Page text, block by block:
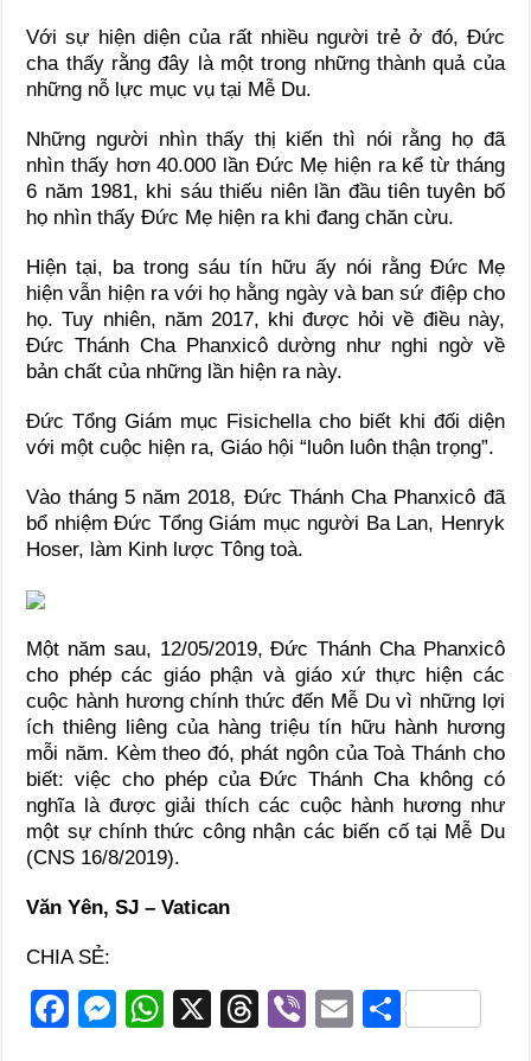
Với sự hiện diện của rất nhiều người trẻ ở đó, Đức
cha thấy rằng đây là một trong những thành quả của
những nỗ lực mục vụ tại Mễ Du.
Những người nhìn thấy thị kiến thì nói rằng họ đã
nhìn thấy hơn 40.000 lần Đức Mẹ hiện ra kể từ tháng
6 năm 1981, khi sáu thiếu niên lần đầu tiên tuyên bố
họ nhìn thấy Đức Mẹ hiện ra khi đang chăn cừu.
Hiện tại, ba trong sáu tín hữu ấy nói rằng Đức Mẹ
hiện vẫn hiện ra với họ hằng ngày và ban sứ điệp cho
họ. Tuy nhiên, năm 2017, khi được hỏi về điều này,
Đức Thánh Cha Phanxicô dường như nghi ngờ về
bản chất của những lần hiện ra này.
Đức Tổng Giám mục Fisichella cho biết khi đối diện
với một cuộc hiện ra, Giáo hội “luôn luôn thận trọng”.
Vào tháng 5 năm 2018, Đức Thánh Cha Phanxicô đã
bổ nhiệm Đức Tổng Giám mục người Ba Lan, Henryk
Hoser, làm Kinh lược Tông toà.
Một năm sau, 12/05/2019, Đức Thánh Cha Phanxicô
cho phép các giáo phận và giáo xứ thực hiện các
cuộc hành hương chính thức đến Mễ Du vì những lợi
ích thiêng liêng của hàng triệu tín hữu hành hương
mỗi năm. Kèm theo đó, phát ngôn của Toà Thánh cho
biết: việc cho phép của Đức Thánh Cha không có
nghĩa là được giải thích các cuộc hành hương như
một sự chính thức công nhận các biến cố tại Mễ Du
(CNS 16/8/2019).
Văn Yên, SJ – Vatican
CHIA SẺ:
F
M
W
X
T
Vi
E S